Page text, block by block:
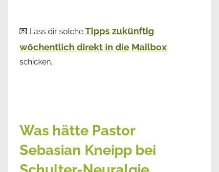
💌 Lass dir solche Tipps zukünftig
wöchentlich direkt in die Mailbox
schicken.
Was hätte Pastor
Sebasian Kneipp bei